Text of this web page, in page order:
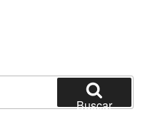
Buscar